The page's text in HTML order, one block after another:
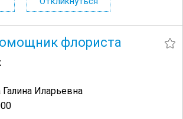
флориста
Иларьевна